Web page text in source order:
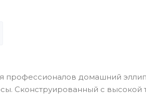
домашний
Сконструированный с